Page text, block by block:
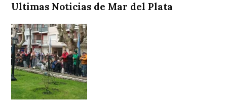
Ultimas Noticias de Mar del Plata